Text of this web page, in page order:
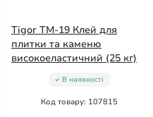
Tigor TM-19 Клей для
плитки та каменю
високоеластичний (25 кг)
В наявності
Код товару: 107815